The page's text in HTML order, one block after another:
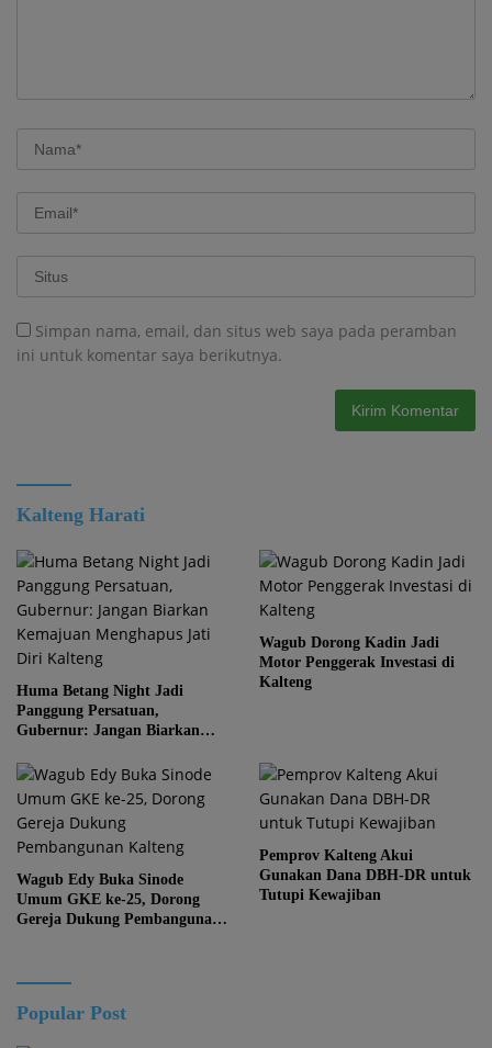
Simpan nama, email, dan situs web saya pada peramban
ini untuk komentar saya berikutnya.
Kalteng Harati
Huma Betang Night Jadi
Panggung Persatuan,
Gubernur: Jangan Biarkan
Kalteng
Wagub Dorong Kadin Jadi
Motor Penggerak Investasi di
Kalteng
Wagub Edy Buka Sinode
Umum GKE ke-25, Dorong
Gereja Dukung Pembangunan
Pemprov Kalteng Akui
Gunakan Dana DBH-DR untuk
Tutupi Kewajiban
Popular Post